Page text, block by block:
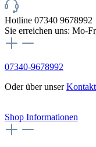
Hotline 07340 9678992
Sie erreichen uns: Mo-
07340-9678992
Oder über unser
Shop Informationen